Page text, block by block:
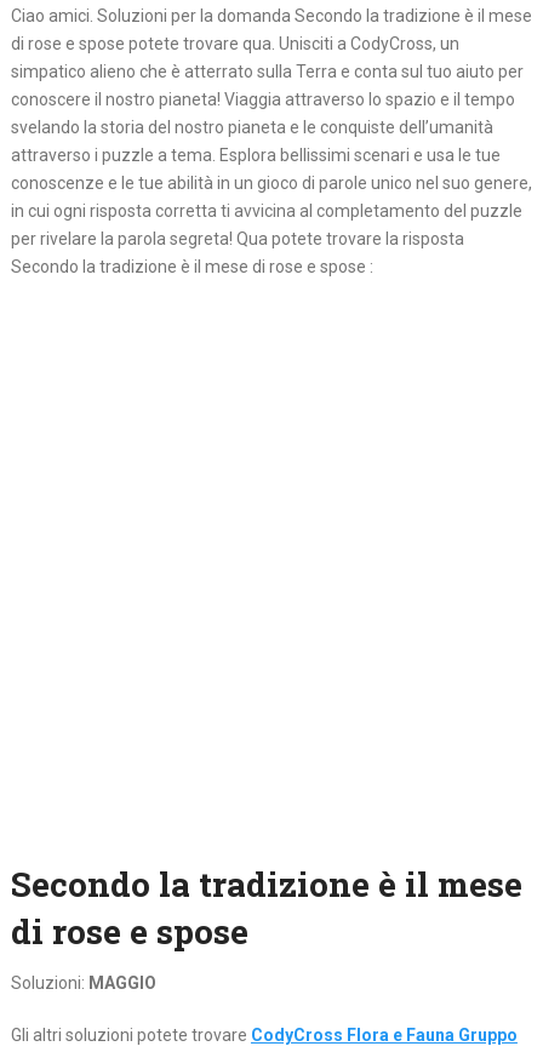
Ciao amici. Soluzioni per la domanda Secondo la tradizione è il mese
di rose e spose potete trovare qua. Unisciti a CodyCross, un
simpatico alieno che è atterrato sulla Terra e conta sul tuo aiuto per
conoscere il nostro pianeta! Viaggia attraverso lo spazio e il tempo
svelando la storia del nostro pianeta e le conquiste dell’umanità
attraverso i puzzle a tema. Esplora bellissimi scenari e usa le tue
conoscenze e le tue abilità in un gioco di parole unico nel suo genere,
in cui ogni risposta corretta ti avvicina al completamento del puzzle
per rivelare la parola segreta! Qua potete trovare la risposta
Secondo la tradizione è il mese di rose e spose :
Secondo la tradizione è il mese
di rose e spose
Soluzioni: MAGGIO
Gli altri soluzioni potete trovare CodyCross Flora e Fauna Gruppo